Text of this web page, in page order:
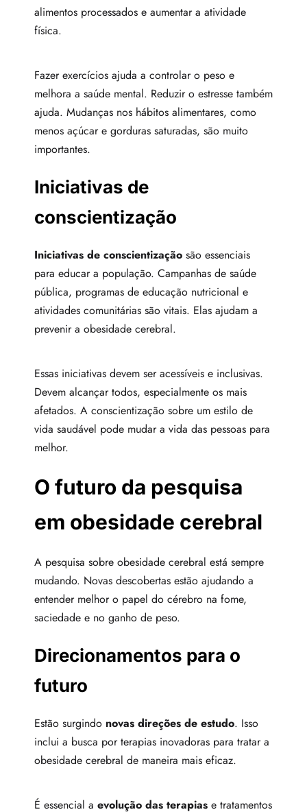
alimentos processados e aumentar a atividade
física.
Fazer exercícios ajuda a controlar o peso e
melhora a saúde mental. Reduzir o estresse também
ajuda. Mudanças nos hábitos alimentares, como
menos açúcar e gorduras saturadas, são muito
importantes.
Iniciativas de
conscientização
Iniciativas de conscientização são essenciais
para educar a população. Campanhas de saúde
pública, programas de educação nutricional e
atividades comunitárias são vitais. Elas ajudam a
prevenir a obesidade cerebral.
Essas iniciativas devem ser acessíveis e inclusivas.
Devem alcançar todos, especialmente os mais
afetados. A conscientização sobre um estilo de
vida saudável pode mudar a vida das pessoas para
melhor.
O futuro da pesquisa
em obesidade cerebral
A pesquisa sobre obesidade cerebral está sempre
mudando. Novas descobertas estão ajudando a
entender melhor o papel do cérebro na fome,
saciedade e no ganho de peso.
Direcionamentos para o
futuro
Estão surgindo novas direções de estudo. Isso
inclui a busca por terapias inovadoras para tratar a
obesidade cerebral de maneira mais eficaz.
É essencial a evolução das terapias e tratamentos